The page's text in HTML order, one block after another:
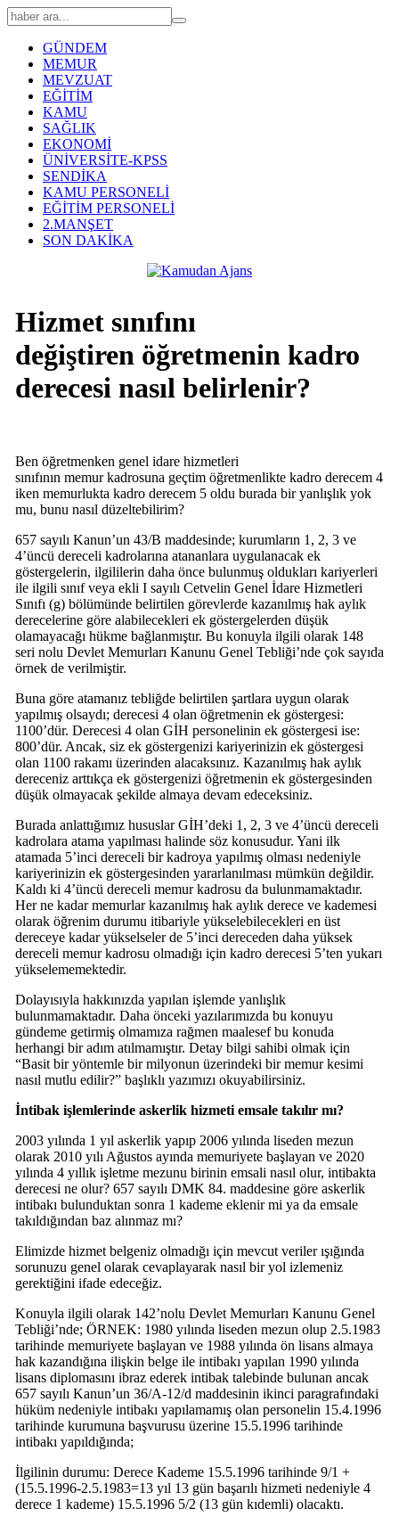
GÜNDEM
MEMUR
MEVZUAT
EĞİTİM
KAMU
SAĞLIK
EKONOMİ
ÜNİVERSİTE-KPSS
SENDİKA
KAMU PERSONELİ
EĞİTİM PERSONELİ
2.MANŞET
SON DAKİKA
Hizmet sınıfını
değiştiren öğretmenin kadro
derecesi nasıl belirlenir?
Ben öğretmenken genel idare hizmetleri
sınıfının memur kadrosuna geçtim öğretmenlikte kadro derecem 4
iken memurlukta kadro derecem 5 oldu burada bir yanlışlık yok
mu, bunu nasıl düzeltebilirim?
657 sayılı Kanun’un 43/B maddesinde; kurumların 1, 2, 3 ve
4’üncü dereceli kadrolarına atananlara uygulanacak ek
göstergelerin, ilgililerin daha önce bulunmuş oldukları kariyerleri
ile ilgili sınıf veya ekli I sayılı Cetvelin Genel İdare Hizmetleri
Sınıfı (g) bölümünde belirtilen görevlerde kazanılmış hak aylık
derecelerine göre alabilecekleri ek göstergelerden düşük
olamayacağı hükme bağlanmıştır. Bu konuyla ilgili olarak 148
seri nolu Devlet Memurları Kanunu Genel Tebliği’nde çok sayıda
örnek de verilmiştir.
Buna göre atamanız tebliğde belirtilen şartlara uygun olarak
yapılmış olsaydı; derecesi 4 olan öğretmenin ek göstergesi:
1100’dür. Derecesi 4 olan GİH personelinin ek göstergesi ise:
800’dür. Ancak, siz ek göstergenizi kariyerinizin ek göstergesi
olan 1100 rakamı üzerinden alacaksınız. Kazanılmış hak aylık
dereceniz arttıkça ek göstergenizi öğretmenin ek göstergesinden
düşük olmayacak şekilde almaya devam edeceksiniz.
Burada anlattığımız hususlar GİH’deki 1, 2, 3 ve 4’üncü dereceli
kadrolara atama yapılması halinde söz konusudur. Yani ilk
atamada 5’inci dereceli bir kadroya yapılmış olması nedeniyle
kariyerinizin ek göstergesinden yararlanılması mümkün değildir.
Kaldı ki 4’üncü dereceli memur kadrosu da bulunmamaktadır.
Her ne kadar memurlar kazanılmış hak aylık derece ve kademesi
olarak öğrenim durumu itibariyle yükselebilecekleri en üst
dereceye kadar yükselseler de 5’inci dereceden daha yüksek
dereceli memur kadrosu olmadığı için kadro derecesi 5’ten yukarı
yükselememektedir.
Dolayısıyla hakkınızda yapılan işlemde yanlışlık
bulunmamaktadır. Daha önceki yazılarımızda bu konuyu
gündeme getirmiş olmamıza rağmen maalesef bu konuda
herhangi bir adım atılmamıştır. Detay bilgi sahibi olmak için
“Basit bir yöntemle bir milyonun üzerindeki bir memur kesimi
nasıl mutlu edilir?” başlıklı yazımızı okuyabilirsiniz.
İntibak işlemlerinde askerlik hizmeti emsale takılır mı?
2003 yılında 1 yıl askerlik yapıp 2006 yılında liseden mezun
olarak 2010 yılı Ağustos ayında memuriyete başlayan ve 2020
yılında 4 yıllık işletme mezunu birinin emsali nasıl olur, intibakta
derecesi ne olur? 657 sayılı DMK 84. maddesine göre askerlik
intibakı bulunduktan sonra 1 kademe eklenir mi ya da emsale
takıldığından baz alınmaz mı?
Elimizde hizmet belgeniz olmadığı için mevcut veriler ışığında
sorunuzu genel olarak cevaplayarak nasıl bir yol izlemeniz
gerektiğini ifade edeceğiz.
Konuyla ilgili olarak 142’nolu Devlet Memurları Kanunu Genel
Tebliği’nde; ÖRNEK: 1980 yılında liseden mezun olup 2.5.1983
tarihinde memuriyete başlayan ve 1988 yılında ön lisans almaya
hak kazandığına ilişkin belge ile intibakı yapılan 1990 yılında
lisans diplomasını ibraz ederek intibak talebinde bulunan ancak
657 sayılı Kanun’un 36/A-12/d maddesinin ikinci paragrafındaki
hüküm nedeniyle intibakı yapılamamış olan personelin 15.4.1996
tarihinde kurumuna başvurusu üzerine 15.5.1996 tarihinde
intibakı yapıldığında;
İlgilinin durumu: Derece Kademe 15.5.1996 tarihinde 9/1 +
(15.5.1996-2.5.1983=13 yıl 13 gün başarılı hizmeti nedeniyle 4
derece 1 kademe) 15.5.1996 5/2 (13 gün kıdemli) olacaktı.